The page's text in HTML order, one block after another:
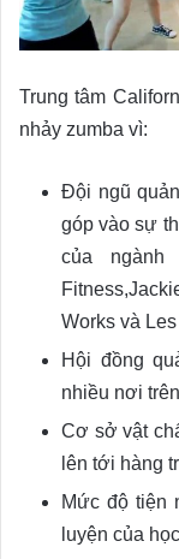
Trung tâm
nhảy zumba vì:
Đội ngũ
góp vào sự
của
Works và
Hội đồng
nhiều nơi
Cơ sở vật
lên tới hàng
Mức độ tiện
luyện của